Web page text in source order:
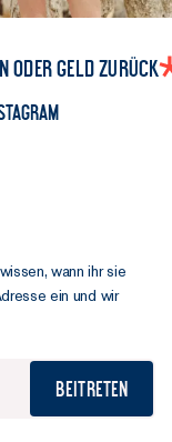
oder Geld zurück
wann ihr sie
ein und wir
Beitreten